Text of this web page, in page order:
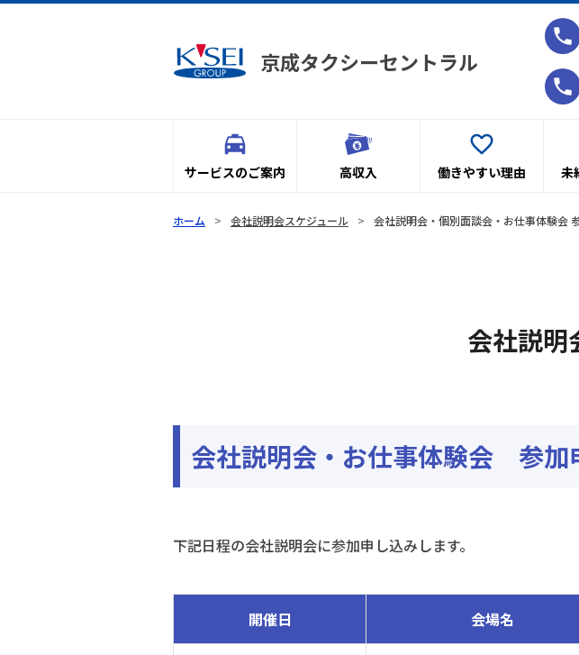
京成タクシーセントラル
サービスのご案内 高収入 働きやすい理由 未
ホーム 会社説明会スケジュール 会社説明会・個別面談会・お仕事体験会
会社説明
会社説明会・お仕事体験会 参加
下記日程の会社説明会に参加申し込みします。
開催日 会場名